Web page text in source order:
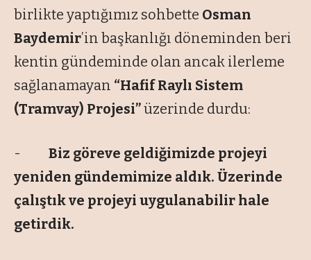
birlikte yaptığımız sohbette Osman
Baydemir’in başkanlığı döneminden beri
kentin gündeminde olan ancak ilerleme
sağlanamayan “Hafif Raylı Sistem
(Tramvay) Projesi”üzerinde durdu:
- Biz göreve geldiğimizde projeyi
yeniden gündemimize aldık. Üzerinde
çalıştık ve projeyi uygulanabilir hale
getirdik.